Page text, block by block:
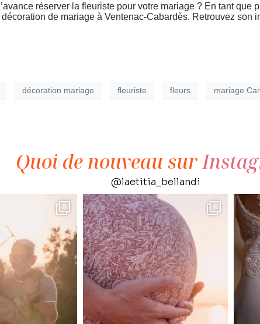
réserver la fleuriste pour votre mariage ? En tant
de mariage à Ventenac-Cabardès. Retrouvez son
décoration mariage fleuriste fleurs mariage
Quoi de nouveau sur
@laetitia_bellandi